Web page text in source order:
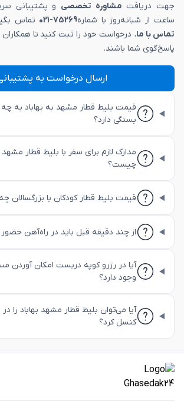
جهت دریافت مشاوره تخصصی و پشتیبانی
ساعت از شبانه‌روز با شماره75269-021 تماس
تماس با ما، درخواست خود را ثبت کنید تا همکاران
پاسخ‌گوی شما باشند.
ارسال درخواست به
قیمت بلیط قطار مشهد به بهاباد به چه
بستگی دارد؟
مدارک لازم برای سفر با بلیط قطار مشهد
چیست؟
قیمت بلیط قطار کودکان با بزرگسالان
از چند دقیقه قبل باید در راه‌آهن حضور
آیا در رزرو کوپه دربست امکان آوردن
وجود دارد؟
کنسل کرد؟